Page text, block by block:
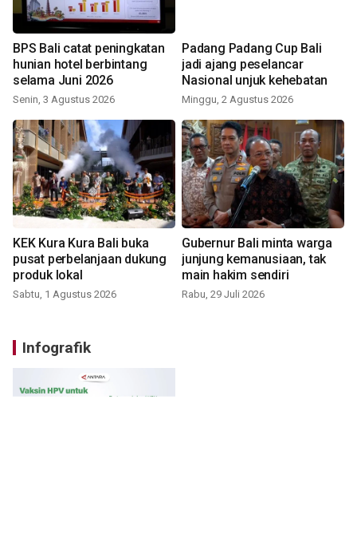
BPS Bali catat peningkatan
hunian hotel berbintang
selama Juni 2026
Senin, 3 Agustus 2026
Padang Padang Cup Bali
jadi ajang peselancar
Nasional unjuk kehebatan
Minggu, 2 Agustus 2026
KEK Kura Kura Bali buka
pusat perbelanjaan dukung
produk lokal
Sabtu, 1 Agustus 2026
Gubernur Bali minta warga
junjung kemanusiaan, tak
main hakim sendiri
Rabu, 29 Juli 2026
Infografik